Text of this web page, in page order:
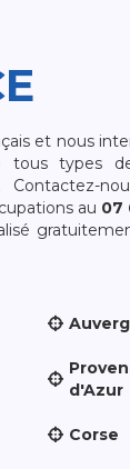
et nous
tous types
Contactez-
au 07
d'Azur
Corse